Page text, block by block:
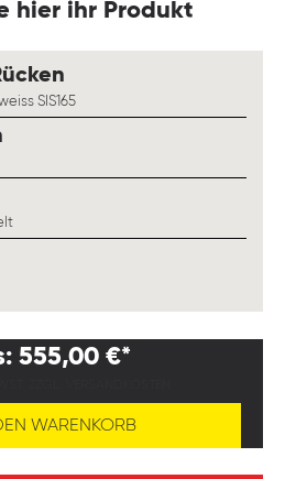
hier ihr Produkt
SIS165
555,00 €*
WARENKORB